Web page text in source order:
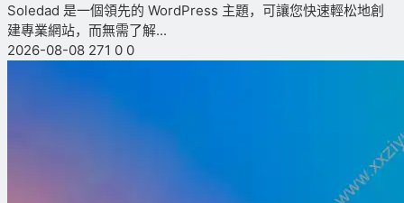
Soledad 是一個領先的 WordPress 主題，可讓您快速輕松地創
建專業網站，而無需了解...
2026-08-08 271 0 0